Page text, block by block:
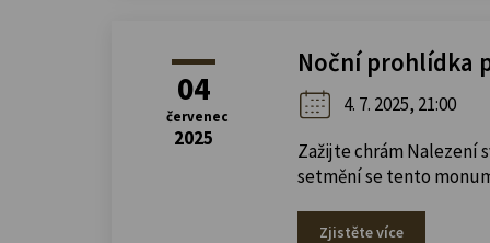
04
červenec
2025
Noční prohlídka
4. 7. 2025, 21:00
Zažijte chrám Nalezení
setmění se tento
Zjistěte více